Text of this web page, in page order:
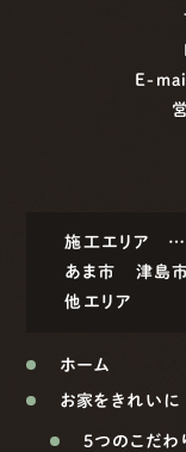
E-
施工エリア
あま市
津島
他エリア
ホーム
お家をきれいに
5つのこだわ